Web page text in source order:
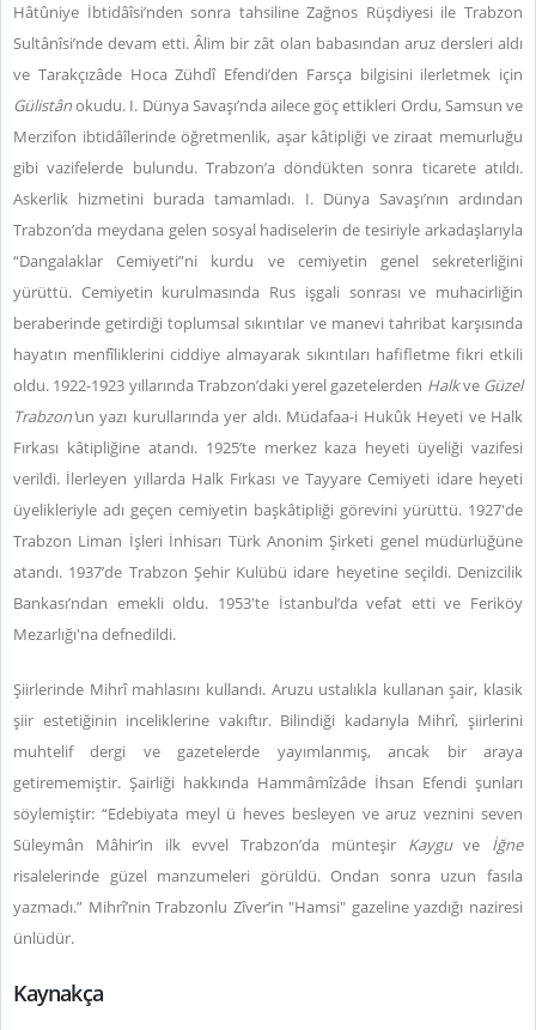
Hâtûniye İbtidâîsi’nden sonra tahsiline Zağnos Rüşdiyesi ile Trabzon
Sultânîsi’nde devam etti. Âlim bir zât olan babasından aruz dersleri aldı
ve Tarakçızâde Hoca Zühdî Efendi’den Farsça bilgisini ilerletmek için
Gülistânokudu. I. Dünya Savaşı’nda ailece göç ettikleri Ordu, Samsun ve
Merzifon ibtidâîlerinde öğretmenlik, aşar kâtipliği ve ziraat memurluğu
gibi vazifelerde bulundu. Trabzon’a döndükten sonra ticarete atıldı.
Askerlik hizmetini burada tamamladı. I. Dünya Savaşı’nın ardından
Trabzon’da meydana gelen sosyal hadiselerin de tesiriyle arkadaşlarıyla
“Dangalaklar Cemiyeti”ni kurdu ve cemiyetin genel sekreterliğini
yürüttü. Cemiyetin kurulmasında Rus işgali sonrası ve muhacirliğin
beraberinde getirdiği toplumsal sıkıntılar ve manevi tahribat karşısında
hayatın menfîliklerini ciddiye almayarak sıkıntıları hafifletme fikri etkili
oldu. 1922-1923 yıllarında Trabzon’daki yerel gazetelerden Halkve Güzel
Trabzon'un yazı kurullarında yer aldı. Müdafaa-i Hukûk Heyeti ve Halk
Fırkası kâtipliğine atandı. 1925’te merkez kaza heyeti üyeliği vazifesi
verildi. İlerleyen yıllarda Halk Fırkası ve Tayyare Cemiyeti idare heyeti
üyelikleriyle adı geçen cemiyetin başkâtipliği görevini yürüttü. 1927'de
Trabzon Liman İşleri İnhisarı Türk Anonim Şirketi genel müdürlüğüne
atandı. 1937’de Trabzon Şehir Kulübü idare heyetine seçildi. Denizcilik
Bankası’ndan emekli oldu. 1953'te İstanbul’da vefat etti ve Feriköy
Mezarlığı'na defnedildi.
Şiirlerinde Mihrî mahlasını kullandı. Aruzu ustalıkla kullanan şair, klasik
şiir estetiğinin inceliklerine vakıftır. Bilindiği kadarıyla Mihrî, şiirlerini
muhtelif dergi ve gazetelerde yayımlanmış, ancak bir araya
getirememiştir. Şairliği hakkında Hammâmîzâde İhsan Efendi şunları
söylemiştir: “Edebiyata meyl ü heves besleyen ve aruz veznini seven
Süleymân Mâhir’in ilk evvel Trabzon’da münteşir Kayguve İğne
risalelerinde güzel manzumeleri görüldü. Ondan sonra uzun fasıla
yazmadı.” Mihrî’nin Trabzonlu Zîver’in "Hamsi" gazeline yazdığı naziresi
ünlüdür.
Kaynakça